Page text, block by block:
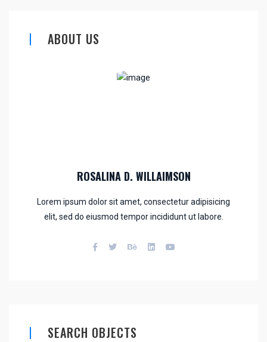
ABOUT US
ROSALINA D. WILLAIMSON
Lorem ipsum dolor sit amet, consectetur adipisicing
elit, sed do eiusmod tempor incididunt ut labore.
SEARCH OBJECTS